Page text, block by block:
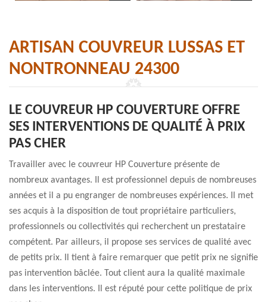
ARTISAN COUVREUR LUSSAS ET
NONTRONNEAU 24300
LE COUVREUR HP COUVERTURE OFFRE
SES INTERVENTIONS DE QUALITÉ À PRIX
PAS CHER
Travailler avec le couvreur HP Couverture présente de
nombreux avantages. Il est professionnel depuis de nombreuses
années et il a pu engranger de nombreuses expériences. Il met
ses acquis à la disposition de tout propriétaire particuliers,
professionnels ou collectivités qui recherchent un prestataire
compétent. Par ailleurs, il propose ses services de qualité avec
de petits prix. Il tient à faire remarquer que petit prix ne signifie
pas intervention bâclée. Tout client aura la qualité maximale
dans les interventions. Il est réputé pour cette politique de prix